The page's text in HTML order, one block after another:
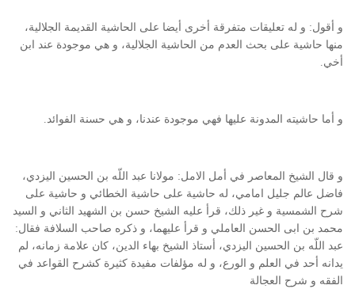
و أقول: و له تعليقات متفرقة أخرى أيضا على الحاشية القديمة الجلالية،
منها حاشية على بحث العدم من الحاشية الجلالية، و هي موجودة عند ابن
أخي.
و أما حاشيته المدونة عليها فهي موجودة عندنا، و هي حسنة الفوائد.
و قال الشيخ المعاصر في أمل الامل: مولانا عبد اللّه بن الحسين اليزدي،
فاضل عالم جليل امامي، له حاشية على حاشية الخطائي و حاشية على
شرح الشمسية و غير ذلك، قرأ عليه الشيخ حسن بن الشهيد الثاني و السيد
محمد بن ابى الحسن العاملي و قرأ عليهما، و ذكره صاحب السلافة فقال:
عبد اللّه بن الحسين اليزدي، أستاذ الشيخ بهاء الدين، كان علامة زمانه، لم
يدانه أحد في العلم و الورع، و له مؤلفات مفيدة كثيرة كشرح القواعد في
الفقه و شرح العجالة